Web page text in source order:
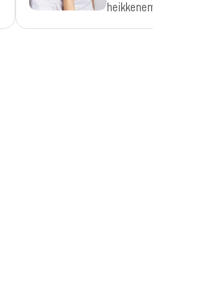
heikkenemiseen.